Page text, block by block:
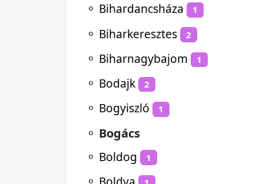
⚬ Bihardancsháza 1
⚬ Biharkeresztes 2
⚬ Biharnagybajom 1
⚬ Bodajk 2
⚬ Bogyiszló 1
⚬ Bogács
⚬ Boldog 1